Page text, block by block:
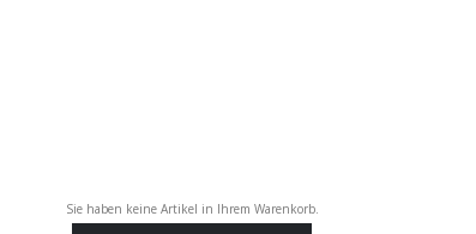
Sie haben keine Artikel in Ihrem Warenkorb.